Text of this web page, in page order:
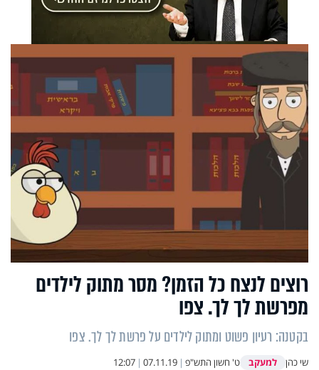
רוצים לנצח כל הזמן? מסר מתוק לילדים
מפרשת לך לך. צפו
בקטנה: רעיון פשוט ומתוק לילדים על פרשת לך לך. צפו
שי כהן למעקב ט' חשון התש"פ |
07.11.19
|
12:07